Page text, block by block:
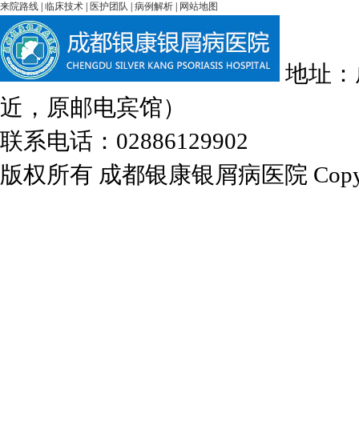
来院路线 临床技术 医护团队 病例解析 网站地图
地址
近，原邮电宾馆）
联系电话：02886129902
版权所有 成都银康银屑病医院